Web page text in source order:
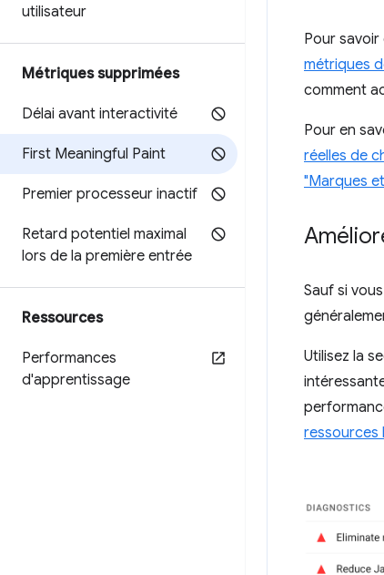
utilisateur
Métriques supprimées
Délai avant interactivité
First Meaningful Paint
Premier processeur inactif
Retard potentiel maximal
lors de la première entrée
Ressources
Performances
d'apprentissage
Pour
métriques
comment
Pour en
réelles de
"Marques
Sauf si
Utilisez la
ressources